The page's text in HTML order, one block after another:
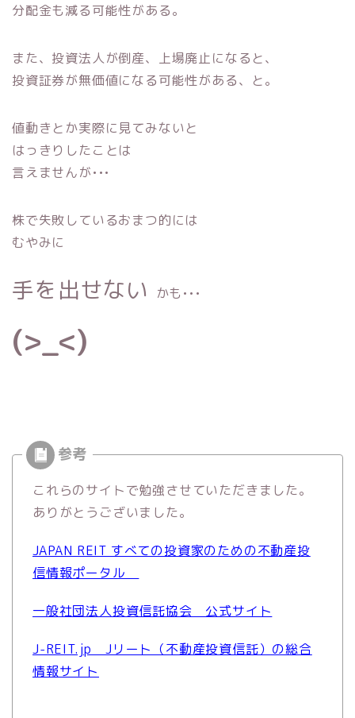
分配金も減る可能性がある。
また、投資法人が倒産、上場廃止になると、
投資証券が無価値になる可能性がある、と。
値動きとか実際に見てみないと
はっきりしたことは
言えませんが•••
株で失敗しているおまつ的には
むやみに
手を出せない かも•••
(>_<)
これらのサイトで勉強させていただきました。
ありがとうございました。
JAPAN REIT すべての投資家のための不動産投
信情報ポータル
一般社団法人投資信託協会 公式サイト
J-REIT.jp Jリート（不動産投資信託）の総合
情報サイト